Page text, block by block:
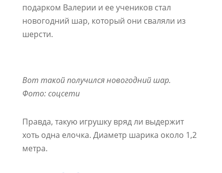
подарком Валерии и ее учеников стал
новогодний шар, который они сваляли из
шерсти.
Вот такой получился новогодний шар.
Фото: соцсети
Правда, такую игрушку вряд ли выдержит
хоть одна елочка. Диаметр шарика около 1,2
метра.